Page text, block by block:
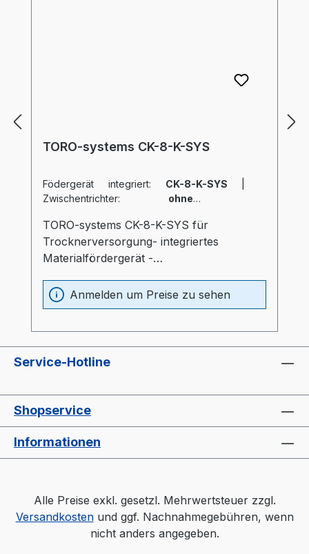
TORO-systems CK-8-K-SYS
Födergerät integriert: CK-8-K-SYS
Zwischentrichter: ohne
TORO-systems CK-8-K-SYS für
Trocknerversorgung- integriertes
Materialfördergerät -
(Absenktemperatur nach eingestellter
Zeit)
Anmelden um Preise zu sehen
Service-Hotline
Shopservice
Informationen
Alle Preise exkl. gesetzl. Mehrwertsteuer zzgl.
Versandkostenund ggf. Nachnahmegebühren, wenn
nicht anders angegeben.